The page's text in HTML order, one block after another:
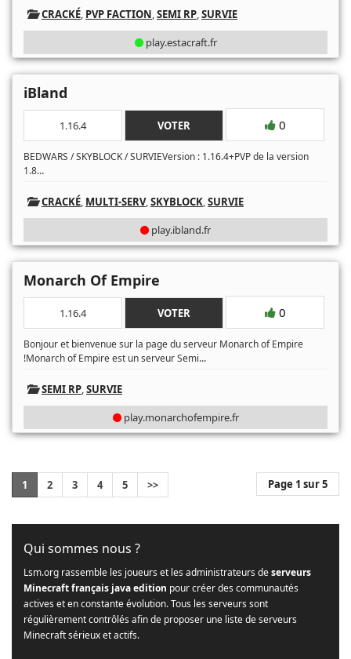
CRACKÉ, PVP FACTION,SEMI RP,SURVIE
play.estacraft.fr
iBland
1.16.4 VOTER 0
BEDWARS / SKYBLOCK / SURVIEVersion : 1.16.4+PVP de la version
1.8...
CRACKÉ, MULTI-SERV,SKYBLOCK,SURVIE
play.ibland.fr
Monarch Of Empire
1.16.4 VOTER 0
Bonjour et bienvenue sur la page du serveur Monarch of Empire
!Monarch of Empire est un serveur Semi...
SEMI RP,SURVIE
play.monarchofempire.fr
1 2 3 4 5 >> Page 1 sur 5
Qui sommes nous ?
Lsm.org rassemble les joueurs et les administrateurs deserveurs
Minecraft français java edition pour créer des communautés
actives et en constante évolution. Tous les serveurs sont
régulièrement contrôlés afin de proposer une liste de serveurs
Minecraft sérieux et actifs.